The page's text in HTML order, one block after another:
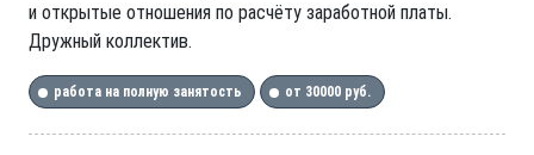
и открытые отношения по расчёту заработной платы.
Дружный коллектив.
работа на полную занятость от 30000 руб.